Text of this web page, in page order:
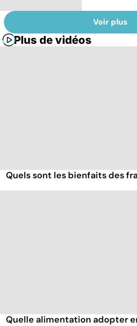
Voir plus
Plus de vidéos
Quels sont les bienfaits des
Quelle alimentation adopter